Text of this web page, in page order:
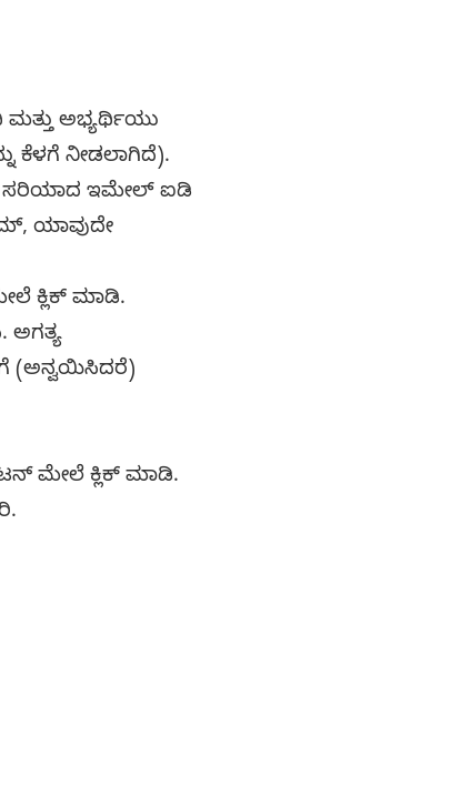
ಅಭ್ಯರ್ಥಿಯು
ಕೆಳಗೆ ನೀಡಲಾಗಿದೆ).
ಸರಿಯಾದ ಇಮೇಲ್ ಐಡಿ
ಯಾವುದೇ
ಕ್ಲಿಕ್ ಮಾಡಿ.
ಅಗತ್ಯ
(ಅನ್ವಯಿಸಿದರೆ)
ಮೇಲೆ ಕ್ಲಿಕ್ ಮಾಡಿ.